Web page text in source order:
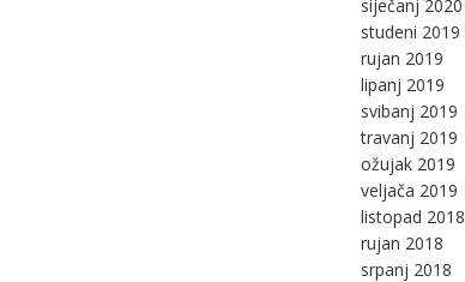
siječanj 2020
studeni 2019
rujan 2019
lipanj 2019
svibanj 2019
travanj 2019
ožujak 2019
veljača 2019
listopad 2018
rujan 2018
srpanj 2018